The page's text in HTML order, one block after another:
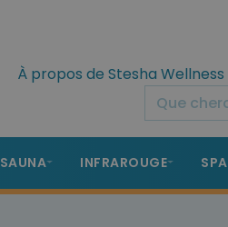
À propos de Stesha Wellness
SAUNA INFRAROUGE SPA